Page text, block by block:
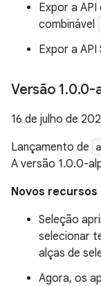
Expor a
combinável
Expor a API
Versão 1.0.0-
16 de julho de
Lançamento de
A versão 1.0.0-
Novos recursos
Seleção
selecionar
alças de
Agora, os